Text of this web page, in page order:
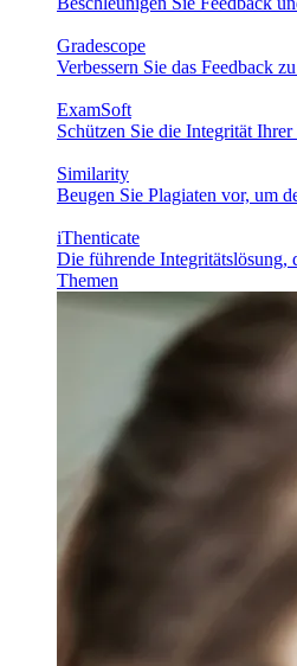
Gradescope
Verbessern Sie das Feedback
ExamSoft
Schützen Sie die Integrität
Similarity
Beugen Sie Plagiaten vor, um
iThenticate
Die führende Integritätslösung,
Themen